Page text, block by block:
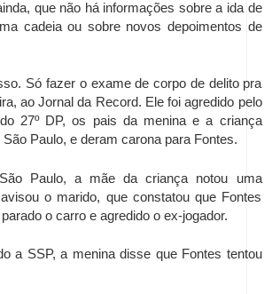
que não há informações sobre a ida de
cadeia ou sobre novos depoimentos de
Só fazer o exame de corpo de delito pra
ao Jornal da Record. Ele foi agredido pelo
27º DP, os pais da menina e a criança
Paulo, e deram carona para Fontes.
Paulo, a mãe da criança notou uma
o marido, que constatou que Fontes
o carro e agredido o ex-jogador.
a SSP, a menina disse que Fontes tentou